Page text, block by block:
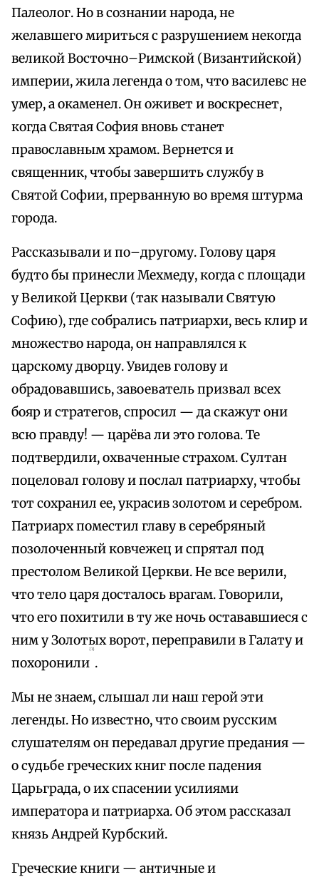
Палеолог. Но в сознании народа, не
желавшего мириться с разрушением некогда
великой Восточно–Римской (Византийской)
империи, жила легенда о том, что василевс не
умер, а окаменел. Он оживет и воскреснет,
когда Святая София вновь станет
православным храмом. Вернется и
священник, чтобы завершить службу в
Святой Софии, прерванную во время штурма
города.
Рассказывали и по–другому. Голову царя
будто бы принесли Мехмеду, когда с площади
у Великой Церкви (так называли Святую
Софию), где собрались патриархи, весь клир и
множество народа, он направлялся к
царскому дворцу. Увидев голову и
обрадовавшись, завоеватель призвал всех
бояр и стратегов, спросил — да скажут они
всю правду! — царёва ли это голова. Те
подтвердили, охваченные страхом. Султан
поцеловал голову и послал патриарху, чтобы
тот сохранил ее, украсив золотом и серебром.
Патриарх поместил главу в серебряный
позолоченный ковчежец и спрятал под
престолом Великой Церкви. Не все верили,
что тело царя досталось врагам. Говорили,
что его похитили в ту же ночь остававшиеся с
ним у Золотых ворот, переправили в Галату и
похоронили
{1}
.
Мы не знаем, слышал ли наш герой эти
легенды. Но известно, что своим русским
слушателям он передавал другие предания —
о судьбе греческих книг после падения
Царьграда, о их спасении усилиями
императора и патриарха. Об этом рассказал
князь Андрей Курбский.
Греческие книги — античные и